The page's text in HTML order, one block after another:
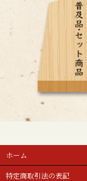
ホーム
特定商取引法の表記